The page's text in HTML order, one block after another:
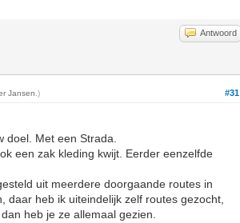
Antwoord
#31
Jansen .)
doel. Met een Strada.
een zak kleding kwijt. Eerder eenzelfde
uit meerdere doorgaande routes in
daar heb ik uiteindelijk zelf routes gezocht,
heb je ze allemaal gezien.